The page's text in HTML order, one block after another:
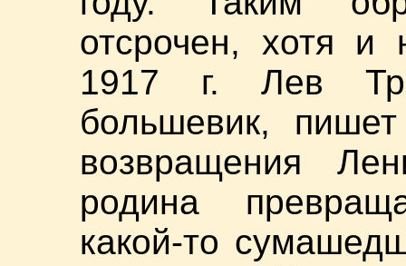
отсрочен, хотя
1917 г. Лев
большевик,
возвращения
родина
какой-то